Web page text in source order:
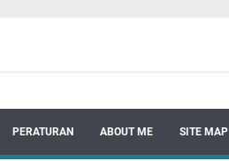
PERATURAN ABOUT ME SITE MAP